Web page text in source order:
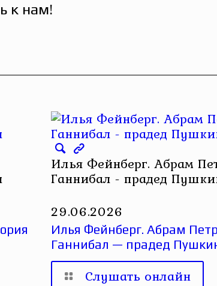
к нам!
Илья Фейнберг. Абрам
Ганнибал - прадед
29.06.2026
Илья Фейнберг. Абрам
Ганнибал — прадед
Слушать онлайн